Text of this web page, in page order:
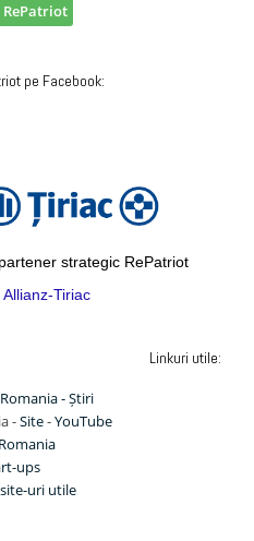
pe Facebook:
strategic RePatriot
Tiriac
Linkuri utile:
- Știri
-Site-YouTube
ups
uri utile